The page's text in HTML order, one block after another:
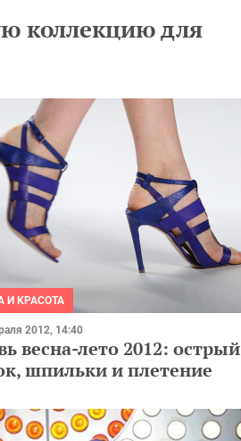
коллекцию для
И КРАСОТА
2012, 14:40
весна-лето 2012: острый
шпильки и плетение